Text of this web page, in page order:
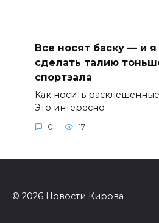
Все носят баску — и я
сделать талию
спортзала
Как носить
Это интересно
0 17
© 2026 Новости Кирова